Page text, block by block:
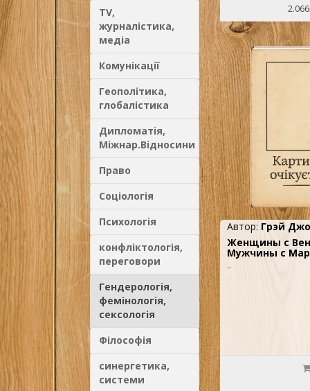
TV,
журналістика,
медіа
Комунікації
Геополітика,
глобалістика
Дипломатія,
Міжнар.Відносини
Право
Соціологія
Психологія
конфліктологія,
переговори
Гендерологія,
фемінологія,
сексологія
Філософія
синергетика,
системи
Автор: Грэй
Женщины с
Мужчины с
..